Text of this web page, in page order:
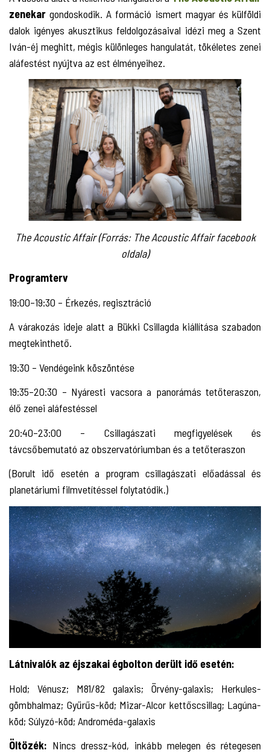
zenekar gondoskodik. A formáció ismert magyar és külföldi
dalok igényes akusztikus feldolgozásaival idézi meg a Szent
Iván-éj meghitt, mégis különleges hangulatát, tökéletes zenei
aláfestést nyújtva az est élményeihez.
The Acoustic Affair (Forrás: The Acoustic Affair facebook
oldala)
Programterv
19:00–19:30 – Érkezés, regisztráció
A várakozás ideje alatt a Bükki Csillagda kiállítása szabadon
megtekinthető.
19:30 – Vendégeink köszöntése
19:35–20:30 – Nyáresti vacsora a panorámás tetőteraszon,
élő zenei aláfestéssel
20:40–23:00 – Csillagászati megfigyelések és
távcsőbemutató az obszervatóriumban és a tetőteraszon
(Borult idő esetén a program csillagászati előadással és
planetáriumi filmvetítéssel folytatódik.)
Látnivalók az éjszakai égbolton derült idő esetén:
Hold; Vénusz; M81/82 galaxis; Örvény-galaxis; Herkules-
gömbhalmaz; Gyűrűs-köd; Mizar-Alcor kettőscsillag; Lagúna-
köd; Súlyzó-köd; Androméda-galaxis
Öltözék: Nincs dressz-kód, inkább melegen és rétegesen